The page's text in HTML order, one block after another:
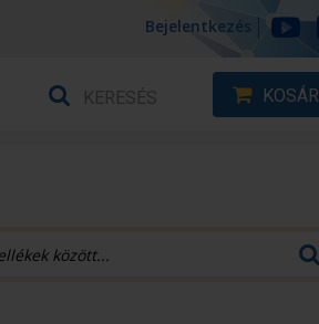
Bejelentkezés
KOSÁR